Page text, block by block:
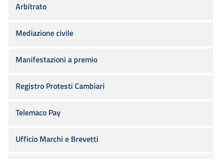
Arbitrato
Mediazione civile
Manifestazioni a premio
Registro Protesti Cambiari
Telemaco Pay
Ufficio Marchi e Brevetti